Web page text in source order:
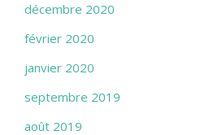
décembre 2020
février 2020
janvier 2020
septembre 2019
août 2019